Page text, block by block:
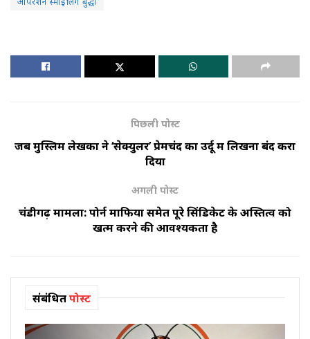
पिछली पोस्ट
जब मुस्लिम लेखकों ने ‘सेक्युलर’ प्रेमचंद का उर्दू में लिखना बंद करा
दिया
अगली पोस्ट
चंडीगढ़ मामला: पोर्न माफिया समेत पूरे सिंडिकेट के अस्तित्व को
खत्म करने की आवश्यकता है
संबंधितपोस्ट